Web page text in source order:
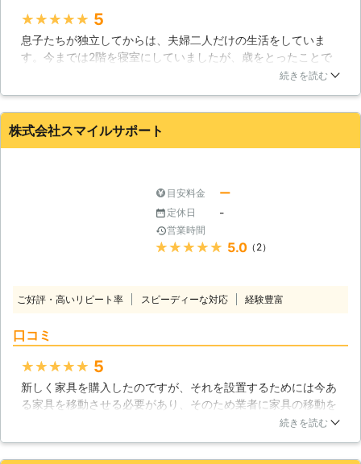
★★★★★ 5
息子たちが独立してからは、夫婦二人だけの生活をしていま
す。今までは2階を寝室にしていましたが、歳をとったことで
生活を1階に集中することにしました。ただし2階にあるベット
来てくれました。私達が希望するとおり手早くベットを2階か
らおろすと、1階への設置まで丁寧に行ってくれました。元気
続きを読む
株式会社スマイルサポート
目安料金 ー
定休日 -
営業時間
★★★★★ 5.0（2）
ご好評・高いリピート率 スピーディーな対応 経験豊富
口コミ
★★★★★ 5
新しく家具を購入したのですが、それを設置するためには今あ
る家具を移動させる必要があり、そのため業者に家具の移動を
お願いしました。家具を移動させる際に一度、解体する必要が
続きを読む